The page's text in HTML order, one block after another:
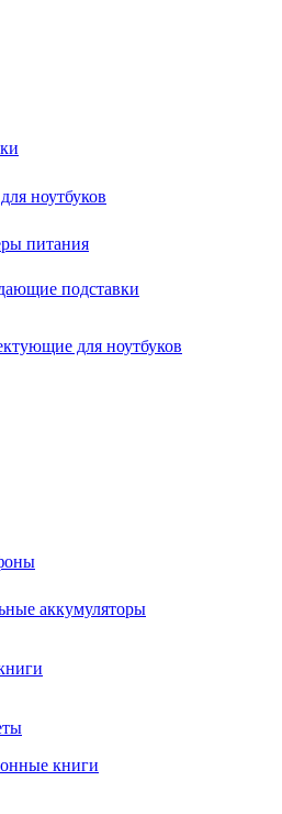
ноутбуков
питания
подставки
для ноутбуков
аккумуляторы
книги